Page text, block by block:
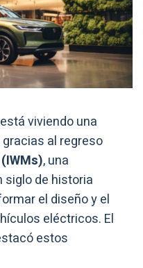
está viviendo una
al regreso
, una
siglo de historia
el diseño y el
eléctricos. El
estos